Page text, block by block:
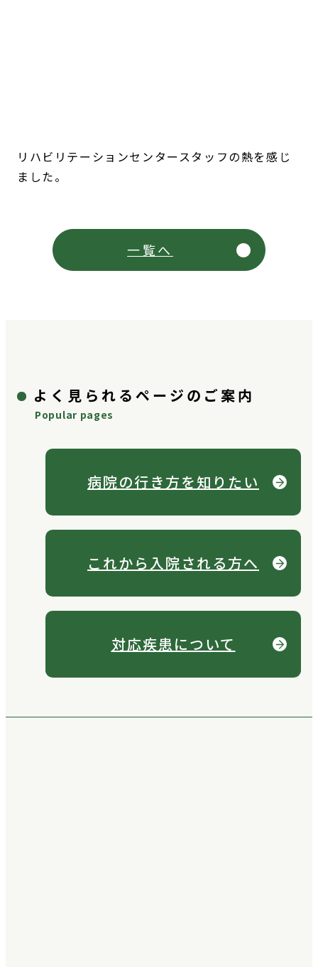
リハビリテーションセンタースタッフの熱を感じ
ました。
一覧へ
よく見られるページのご案内
Popular pages
病院の行き方を知りたい
これから入院される方へ
対応疾患について